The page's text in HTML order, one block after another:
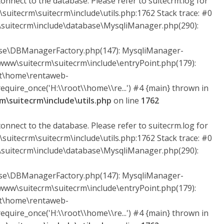
Stack trace: #0
MysqliManager-
#4 {main} thrown in
on line 1762
to the database. Please refer to suitecrm.log for
Stack trace: #0
MysqliManager-
#4 {main} thrown in